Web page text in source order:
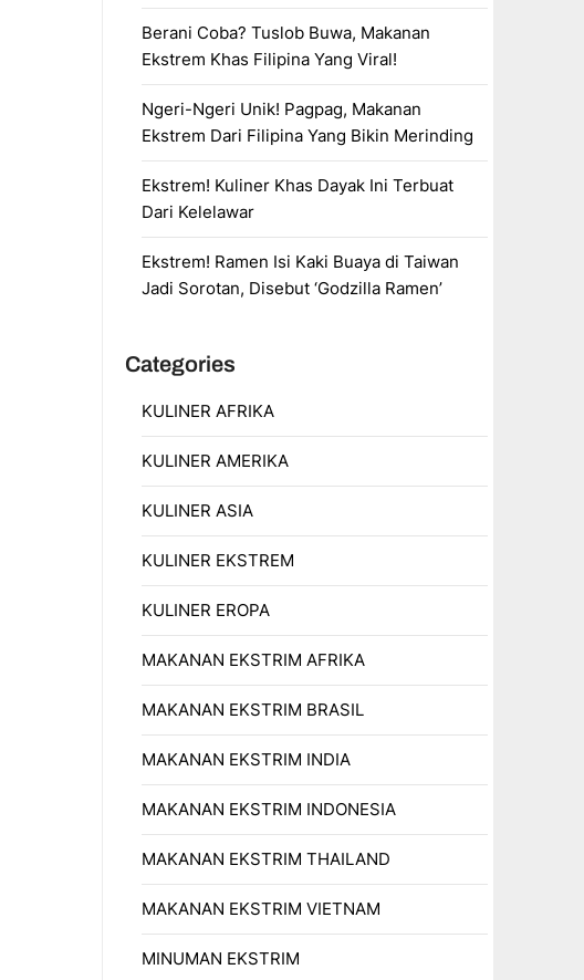
Berani Coba? Tuslob Buwa, Makanan
Ekstrem Khas Filipina Yang Viral!
Ngeri-Ngeri Unik! Pagpag, Makanan
Ekstrem Dari Filipina Yang Bikin Merinding
Ekstrem! Kuliner Khas Dayak Ini Terbuat
Dari Kelelawar
Ekstrem! Ramen Isi Kaki Buaya di Taiwan
Jadi Sorotan, Disebut ‘Godzilla Ramen’
Categories
KULINER AFRIKA
KULINER AMERIKA
KULINER ASIA
KULINER EKSTREM
KULINER EROPA
MAKANAN EKSTRIM AFRIKA
MAKANAN EKSTRIM BRASIL
MAKANAN EKSTRIM INDIA
MAKANAN EKSTRIM INDONESIA
MAKANAN EKSTRIM THAILAND
MAKANAN EKSTRIM VIETNAM
MINUMAN EKSTRIM